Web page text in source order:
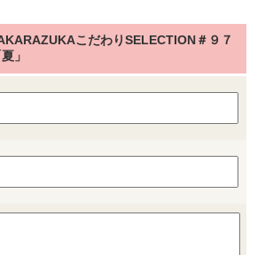
こだわりSELECTION＃９７
夏」